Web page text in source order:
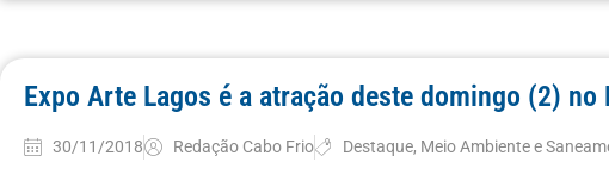
Expo Arte Lagos é a atração deste domingo (2)
30/11/2018 Redação Cabo Frio Destaque, Meio Ambiente e